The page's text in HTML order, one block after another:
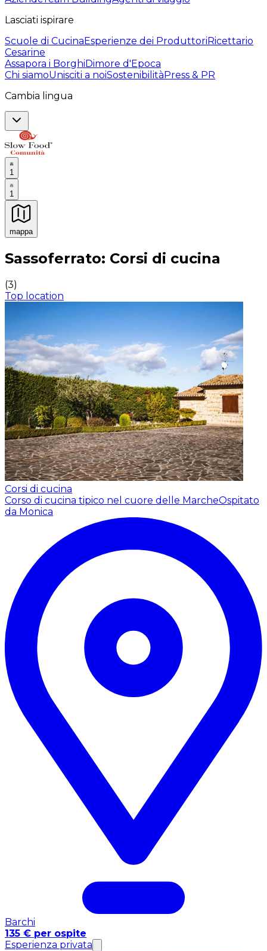
Lasciati ispirare
Scuole di CucinaEsperienze dei ProduttoriRicettario
Cesarine
Assapora i BorghiDimore d'Epoca
Chi siamoUnisciti a noiSostenibilitàPress & PR
Cambia lingua
1
1
mappa
Esperienze culinarie indimenticabili: Esperienze
Sassoferrato: Corsi di cucina
(3)
Top location
Corsi di cucina
Corso di cucina tipico nel cuore delle MarcheOspitato
da Monica
Barchi
135 € per ospite
Esperienza privata